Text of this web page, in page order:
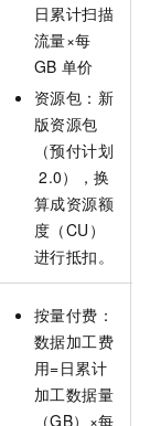
日累计扫描
流量×每
GB 单价
资源包： 新
版资源包
（预付计划
2.0）
，换
算成资源额
度（CU）
进行抵扣。
按量付费：
数据加工费
用=日累计
加工数据量
（GB）×每